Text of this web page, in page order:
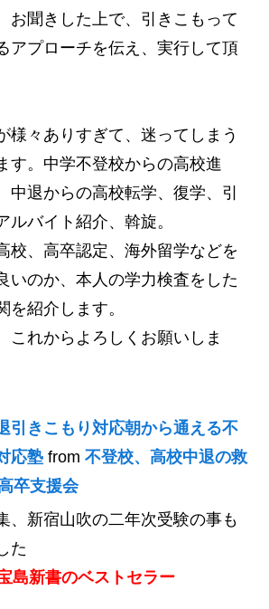
お聞きした上で、引きこもって
アプローチを伝え、実行して頂
様々ありすぎて、迷ってしまう
す。中学不登校からの高校進
中退からの高校転学、復学、引
ルバイト紹介、斡旋。
校、高卒認定、海外留学などを
いのか、本人の学力検査をした
を紹介します。
これからよろしくお願いしま
引きこもり対応朝から通える不
応塾 from 不登校、高校中退の救
卒支援会
、新宿山吹の二年次受験の事も
た
島新書のベストセラー